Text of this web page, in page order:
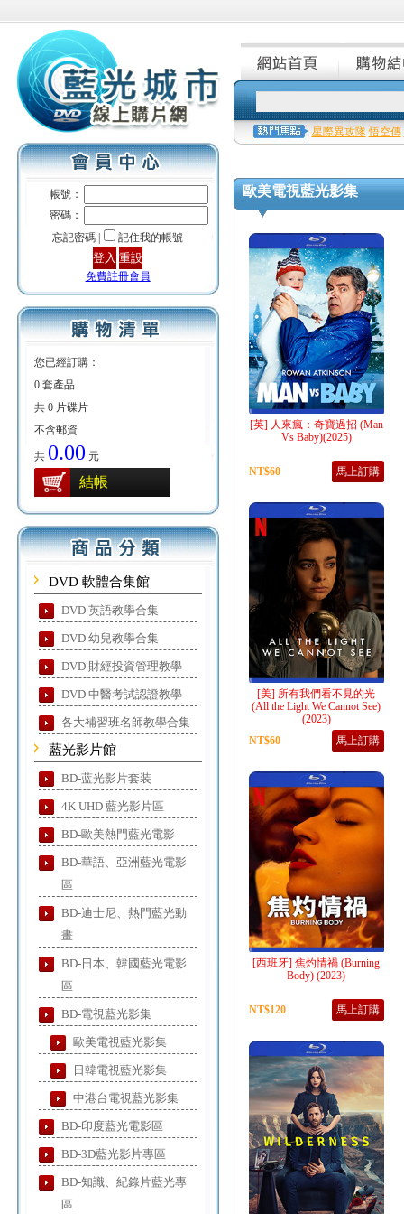
帳號：
密碼：
忘記密碼 |
記住我的帳號
免費註冊會員
您已經訂購：
0 套產品
共 0 片碟片
不含郵資
共 0.00 元
結帳
DVD 軟體合集館
DVD 英語教學合集
DVD 幼兒教學合集
DVD 財經投資管理教學
DVD 中醫考試認證教學
各大補習班名師教學合集
藍光影片館
BD-蓝光影片套装
4K UHD 藍光影片區
BD-歐美熱門藍光電影
BD-華語、亞洲藍光電影
區
BD-迪士尼、熱門藍光動
畫
BD-日本、韓國藍光電影
區
BD-電視藍光影集
歐美電視藍光影集
日韓電視藍光影集
中港台電視藍光影集
BD-印度藍光電影區
BD-3D藍光影片專區
BD-知識、紀錄片藍光專
區
星際異攻隊 悟空傳
歐美電視藍光影集
[英] 人來瘋：奇寶過招 (Man
Vs Baby)(2025)
NT$60 馬上訂購
[美] 所有我們看不見的光
(All the Light We Cannot See)
(2023)
NT$60
馬上訂購
[西班牙] 焦灼情禍 (Burning
Body) (2023)
NT$120 馬上訂購